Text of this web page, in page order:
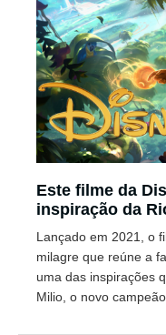
Este filme da
inspiração da
Lançado em 2021, o
milagre que reúne a
uma das inspirações
Milio, o novo